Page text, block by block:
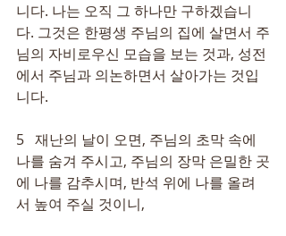
니다. 나는 오직 그 하나만 구하겠습니
다. 그것은 한평생 주님의 집에 살면서 주
님의 자비로우신 모습을 보는 것과, 성전
에서 주님과 의논하면서 살아가는 것입
니다.
5   재난의 날이 오면, 주님의 초막 속에
나를 숨겨 주시고, 주님의 장막 은밀한 곳
에 나를 감추시며, 반석 위에 나를 올려
서 높여 주실 것이니,